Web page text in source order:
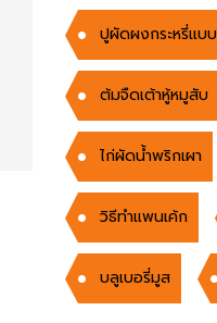
ปูผัดผงกระหรี่แบ
ต้มจืดเต้าหู้หมูสับ
ไก่ผัดน้ำพริกเผา
วิธีทำแพนเค้ก
บลูเบอรี่มูส